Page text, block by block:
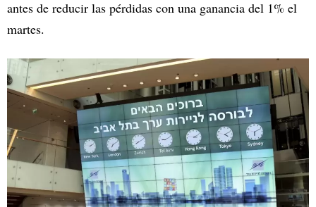
antes de reducir las pérdidas con una ganancia del 1% el
martes.